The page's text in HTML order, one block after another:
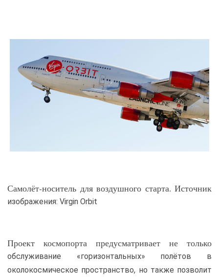
Самолёт-носитель для воздушного старта. Источник
изображения: Virgin Orbit
Проект космопорта предусматривает не только
обслуживание «горизонтальных» полётов в
околокосмическое пространство, но также позволит